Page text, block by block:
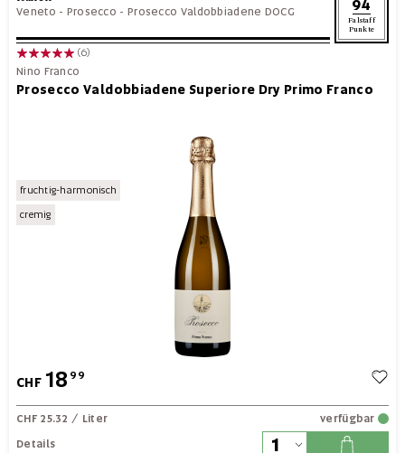
Veneto - Prosecco - Prosecco Valdobbiadene DOCG 94
Falstaff
Punkte
(6)
Nino Franco
Prosecco Valdobbiadene Superiore Dry Primo Franco
fruchtig-harmonisch
cremig
CHF 18 99
CHF 25.32 / Liter
verfügbar
Details